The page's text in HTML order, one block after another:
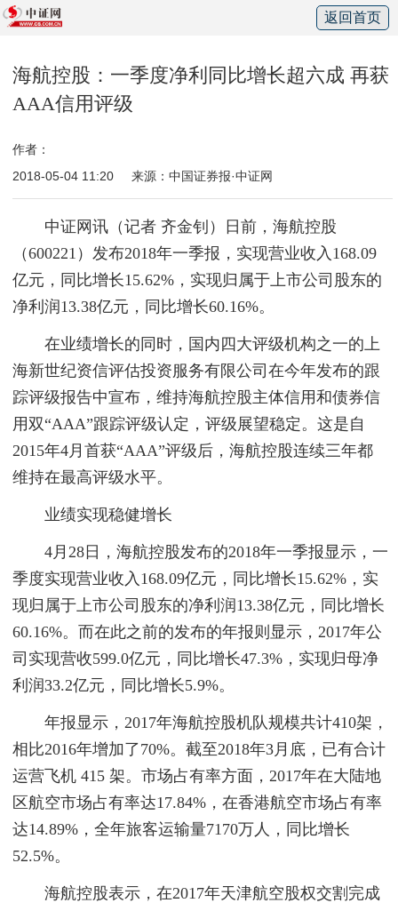
返回首页
海航控股：一季度净利同比增长超六成 再获
AAA信用评级
作者：
2018-05-04 11:20
来源：中国证券报·中证网
中证网讯（记者 齐金钊）日前，海航控股
（600221）发布2018年一季报，实现营业收入168.09
亿元，同比增长15.62%，实现归属于上市公司股东的
净利润13.38亿元，同比增长60.16%。
在业绩增长的同时，国内四大评级机构之一的上
海新世纪资信评估投资服务有限公司在今年发布的跟
踪评级报告中宣布，维持海航控股主体信用和债券信
用双“AAA”跟踪评级认定，评级展望稳定。这是自
2015年4月首获“AAA”评级后，海航控股连续三年都
维持在最高评级水平。
业绩实现稳健增长
4月28日，海航控股发布的2018年一季报显示，一
季度实现营业收入168.09亿元，同比增长15.62%，实
现归属于上市公司股东的净利润13.38亿元，同比增长
60.16%。而在此之前的发布的年报则显示，2017年公
司实现营收599.0亿元，同比增长47.3%，实现归母净
利润33.2亿元，同比增长5.9%。
年报显示，2017年海航控股机队规模共计410架，
相比2016年增加了70%。截至2018年3月底，已有合计
运营飞机 415 架。市场占有率方面，2017年在大陆地
区航空市场占有率达17.84%，在香港航空市场占有率
达14.89%，全年旅客运输量7170万人，同比增长
52.5%。
海航控股表示，在2017年天津航空股权交割完成